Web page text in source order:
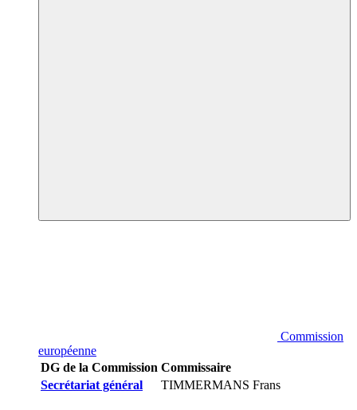
Commission
européenne
DG de la Commission Commissaire
Secrétariat général
TIMMERMANS Frans